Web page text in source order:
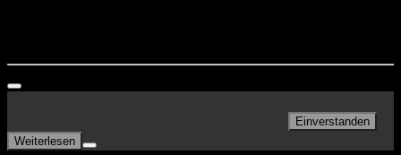
Einverstanden
Weiterlesen